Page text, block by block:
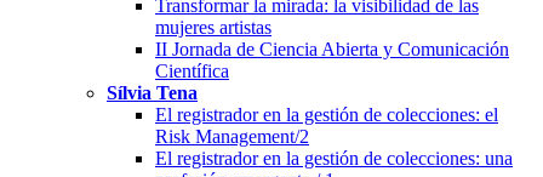
Transformar la mirada: la visibilidad de las
mujeres artistas
II Jornada de Ciencia Abierta y Comunicación
Científica
Sílvia Tena
El registrador en la gestión de colecciones: el
Risk Management/2
El registrador en la gestión de colecciones: una